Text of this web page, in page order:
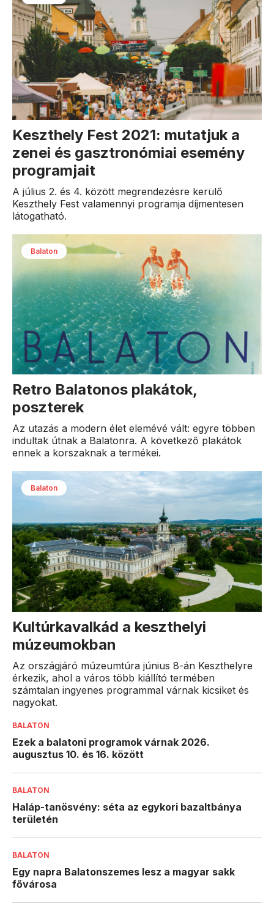
Keszthely Fest 2021: mutatjuk a
zenei és gasztronómiai esemény
programjait
A július 2. és 4. között megrendezésre kerülő
Keszthely Fest valamennyi programja díjmentesen
látogatható.
Balaton
Retro Balatonos plakátok,
poszterek
Az utazás a modern élet elemévé vált: egyre többen
indultak útnak a Balatonra. A következő plakátok
ennek a korszaknak a termékei.
Balaton
Kultúrkavalkád a keszthelyi
múzeumokban
Az országjáró múzeumtúra június 8-án Keszthelyre
érkezik, ahol a város több kiállító termében
számtalan ingyenes programmal várnak kicsiket és
nagyokat.
BALATON
Ezek a balatoni programok várnak 2026.
augusztus 10. és 16. között
BALATON
Haláp-tanösvény: séta az egykori bazaltbánya
területén
BALATON
Egy napra Balatonszemes lesz a magyar sakk
fővárosa